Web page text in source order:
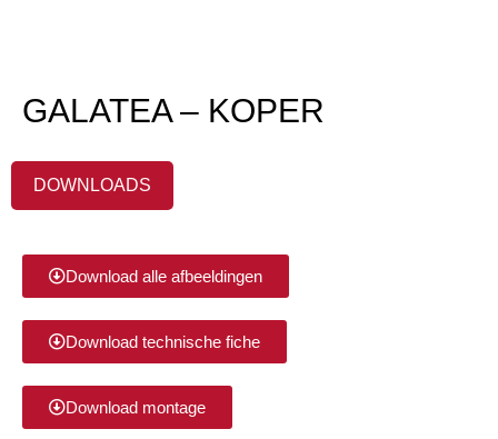
GALATEA – KOPER
DOWNLOADS
Download alle afbeeldingen
Download technische fiche
Download montage